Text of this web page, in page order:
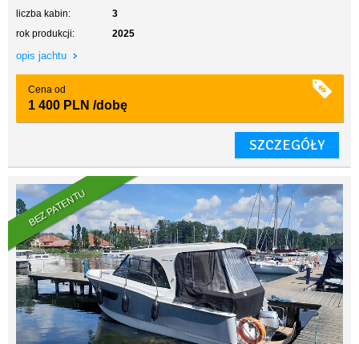
liczba kabin:
3
rok produkcji:
2025
opis jachtu
Cena od
1 400 PLN /dobę
SZCZEGÓŁY
BEZ PATENTU